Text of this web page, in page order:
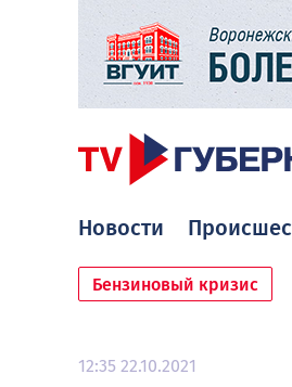
Новости
Бензиновый кризис
12:35 22.10.2021